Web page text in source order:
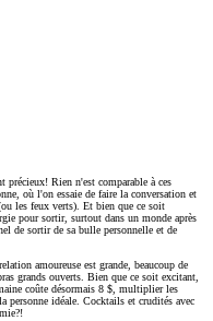
précieux! Rien n'est comparable à ces
où l'on essaie de faire la conversation et
les feux verts). Et bien que ce soit
pour sortir, surtout dans un monde après
de sortir de sa bulle personnelle et de
amoureuse est grande, beaucoup de
grands ouverts. Bien que ce soit excitant,
coûte désormais 8 $, multiplier les
personne idéale. Cocktails et crudités avec